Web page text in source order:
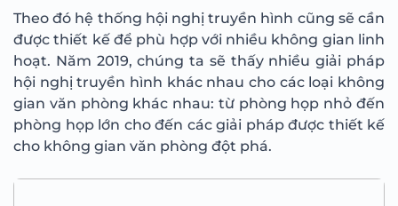
Theo đó hệ thống hội nghị truyền hình cũng sẽ cần
được thiết kế để phù hợp với nhiều không gian linh
hoạt. Năm 2019, chúng ta sẽ thấy nhiều giải pháp
hội nghị truyền hình khác nhau cho các loại không
gian văn phòng khác nhau: từ phòng họp nhỏ đến
phòng họp lớn cho đến các giải pháp được thiết kế
cho không gian văn phòng đột phá.